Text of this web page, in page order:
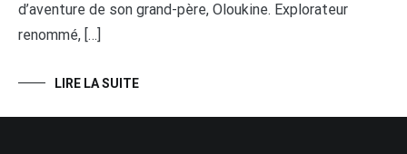
d’aventure de son grand-père, Oloukine. Explorateur
renommé, […]
LIRE LA SUITE